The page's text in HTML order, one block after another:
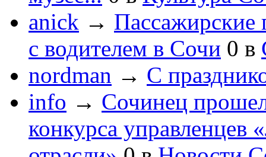
anick → Пассажирские
с водителем в Сочи 0 в
nordman → С
info → Сочинец
конкурса управленцев